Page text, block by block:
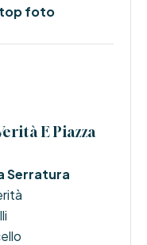
foto
E Piazza
Serratura